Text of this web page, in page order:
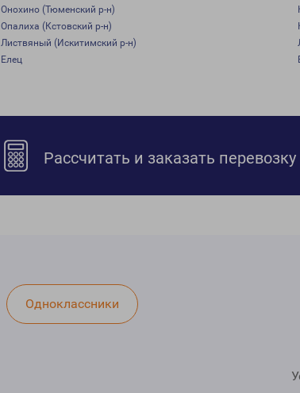
Онохино (Тюменский р-н)
Опалиха (Кстовский р-н)
Листвяный (Искитимский р-н)
Елец
Рассчитать и заказать перевозку
Одноклассники